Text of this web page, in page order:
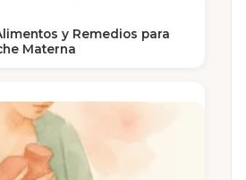
y Remedios para
Materna